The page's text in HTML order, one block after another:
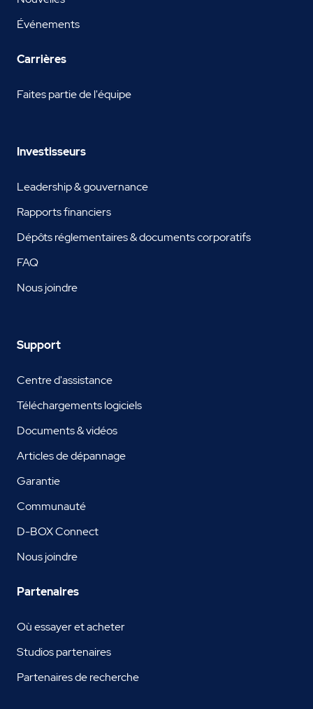
Événements
Carrières
Faites partie de l'équipe
Investisseurs
Leadership & gouvernance
Rapports financiers
Dépôts réglementaires & documents corporatifs
FAQ
Nous joindre
Support
Centre d'assistance
Téléchargements logiciels
Documents & vidéos
Articles de dépannage
Garantie
Communauté
D-BOX Connect
Nous joindre
Partenaires
Où essayer et acheter
Studios partenaires
Partenaires de recherche